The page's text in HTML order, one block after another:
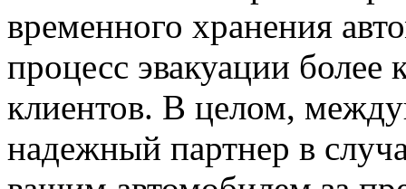
временного хранения
процесс эвакуации
клиентов. В целом,
надежный партнер в